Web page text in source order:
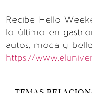
Recibe Hello
lo último en
autos, moda y
https://